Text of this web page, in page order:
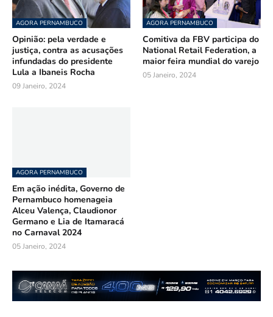
AGORA PERNAMBUCO
Opinião: pela verdade e
justiça, contra as acusações
infundadas do presidente
Lula a Ibaneis Rocha
09 Janeiro, 2024
AGORA PERNAMBUCO
Comitiva da FBV participa do
National Retail Federation, a
maior feira mundial do varejo
05 Janeiro, 2024
AGORA PERNAMBUCO
Em ação inédita, Governo de
Pernambuco homenageia
Alceu Valença, Claudionor
Germano e Lia de Itamaracá
no Carnaval 2024
05 Janeiro, 2024